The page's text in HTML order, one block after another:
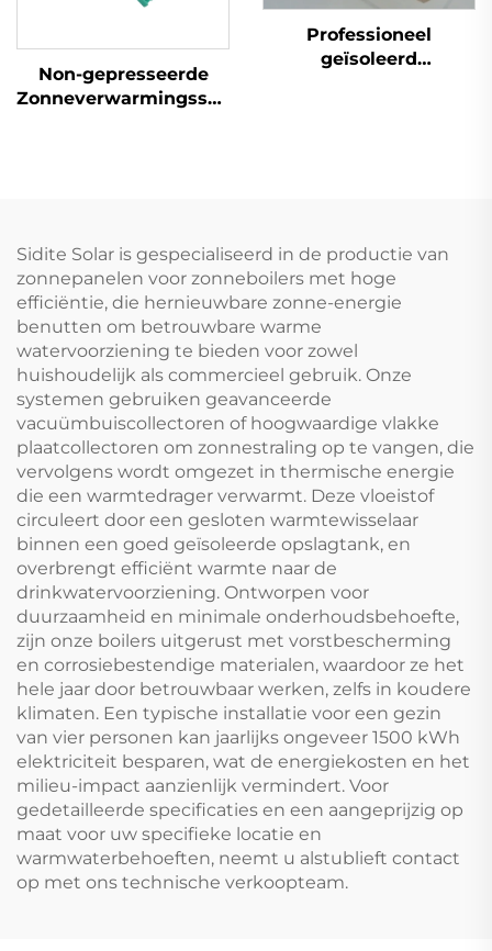
Non-gepresseerde
Zonneverwarmingssystemen
Professioneel
geïsoleerd
Sidite Solar is gespecialiseerd in de productie van
zonnepanelen voor zonneboilers met hoge
efficiëntie, die hernieuwbare zonne-energie
benutten om betrouwbare warme
watervoorziening te bieden voor zowel
huishoudelijk als commercieel gebruik. Onze
systemen gebruiken geavanceerde
vacuümbuiscollectoren of hoogwaardige vlakke
plaatcollectoren om zonnestraling op te vangen, die
vervolgens wordt omgezet in thermische energie
die een warmtedrager verwarmt. Deze vloeistof
circuleert door een gesloten warmtewisselaar
binnen een goed geïsoleerde opslagtank, en
overbrengt efficiënt warmte naar de
drinkwatervoorziening. Ontworpen voor
duurzaamheid en minimale onderhoudsbehoefte,
zijn onze boilers uitgerust met vorstbescherming
en corrosiebestendige materialen, waardoor ze het
hele jaar door betrouwbaar werken, zelfs in koudere
klimaten. Een typische installatie voor een gezin
van vier personen kan jaarlijks ongeveer 1500 kWh
elektriciteit besparen, wat de energiekosten en het
milieu-impact aanzienlijk vermindert. Voor
gedetailleerde specificaties en een aangeprijzig op
maat voor uw specifieke locatie en
warmwaterbehoeften, neemt u alstublieft contact
op met ons technische verkoopteam.